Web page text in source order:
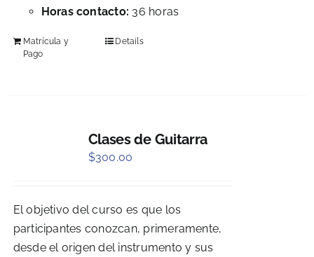
Horas contacto: 36 horas
Matrícula y
Pago
Details
Clases de Guitarra
$300.00
El objetivo del curso es que los
participantes conozcan, primeramente,
desde el origen del instrumento y sus